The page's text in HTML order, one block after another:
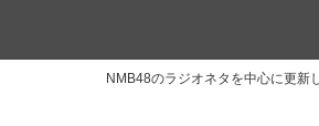
NMB48のラジオネタを中心に更新